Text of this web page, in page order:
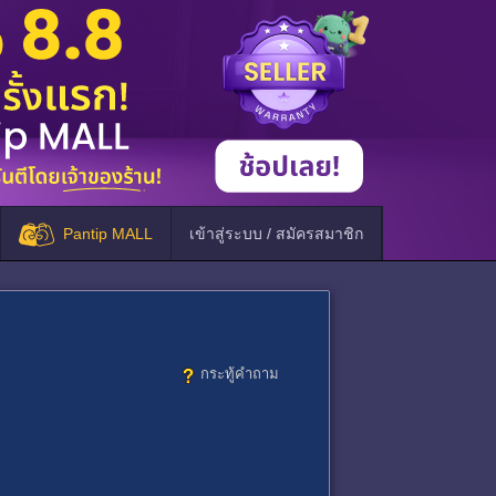
Pantip MALL เข้าสู่ระบบ / สมัครสมาชิก
กระทู้คำถาม